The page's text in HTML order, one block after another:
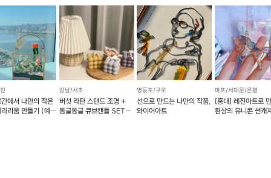
에서 나만의 작은
리움 만들기 (예약
강남/서초
버섯 라탄 스탠드 조명 +
동글동글 큐브캔들 SET
영등포/구로
선으로 만드는 나만의 작품,
와이어아트
마포/서대문/은평
[홍대] 레진아트로
환상의 유니콘 썬캐